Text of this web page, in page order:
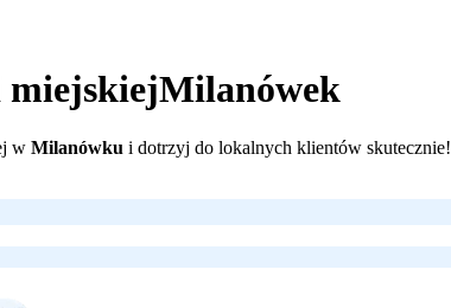
Milanówek
w Milanówku i dotrzyj do lokalnych klientów skutecznie!